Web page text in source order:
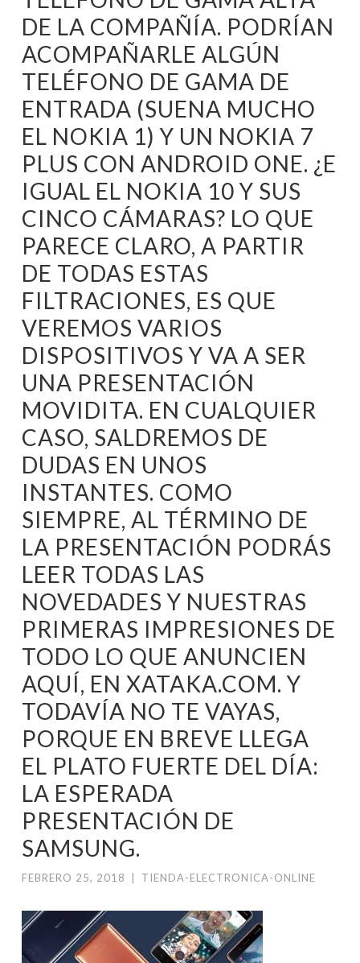
DE LA COMPAÑÍA. PODRÍAN
ACOMPAÑARLE ALGÚN
TELÉFONO DE GAMA DE
ENTRADA (SUENA MUCHO
EL NOKIA 1) Y UN NOKIA 7
PLUS CON ANDROID ONE. ¿E
IGUAL EL NOKIA 10 Y SUS
CINCO CÁMARAS? LO QUE
PARECE CLARO, A PARTIR
DE TODAS ESTAS
FILTRACIONES, ES QUE
VEREMOS VARIOS
DISPOSITIVOS Y VA A SER
UNA PRESENTACIÓN
MOVIDITA. EN CUALQUIER
CASO, SALDREMOS DE
DUDAS EN UNOS
INSTANTES. COMO
SIEMPRE, AL TÉRMINO DE
LA PRESENTACIÓN PODRÁS
LEER TODAS LAS
NOVEDADES Y NUESTRAS
PRIMERAS IMPRESIONES DE
TODO LO QUE ANUNCIEN
AQUÍ, EN XATAKA.COM. Y
TODAVÍA NO TE VAYAS,
PORQUE EN BREVE LLEGA
EL PLATO FUERTE DEL DÍA:
LA ESPERADA
PRESENTACIÓN DE
SAMSUNG.
FEBRERO 25, 2018 TIENDA-ELECTRONICA-ONLINE